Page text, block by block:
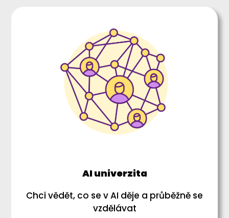
AI univerzita
Chci vědět, co se v AI děje a průběžně se
vzdělávat